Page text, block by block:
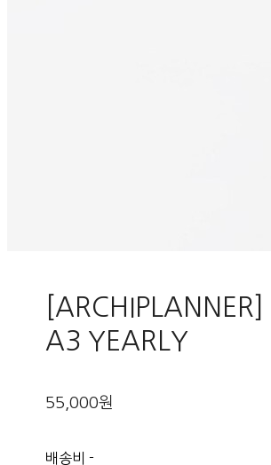
[ARCHIPLANNER]
A3 YEARLY
55,000원
배송비-